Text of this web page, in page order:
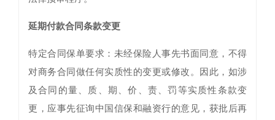
延期付款合同条款变更
特定合同保单要求：未经保险人事先书面同意，不得
对商务合同做任何实质性的变更或修改。因此，如涉
及合同的量、质、期、价、责、罚等实质性条款变
更，应事先征询中国信保和融资行的意见，获批后再